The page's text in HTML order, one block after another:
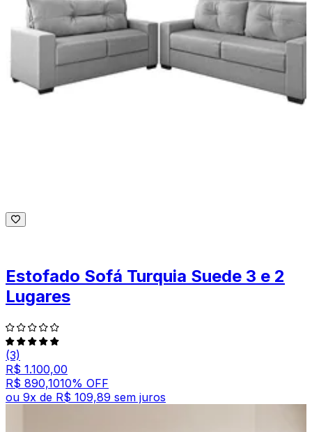
Estofado Sofá Turquia Suede 3 e 2
Lugares
(3)
R$ 1.100,00
R$ 890,1010% OFF
ou 9x de R$ 109,89 sem juros